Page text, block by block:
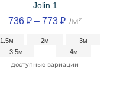
Jolin 1
736 ₽ – 773 ₽ /м²
1.5м 2м
3м
3.5м
4м
доступные вариации